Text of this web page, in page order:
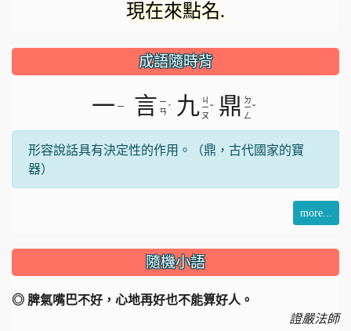
現在來點名.
成語隨時背
一 ㄧ 言 ㄧ
ㄢ ˊ 九 ㄐ
ㄧ
ㄡ
ˇ 鼎 ㄉ
ㄧ
ㄥ
ˇ
形容說話具有決定性的作用。（鼎，古代國家的寶
器）
more...
隨機小語
◎ 脾氣嘴巴不好，心地再好也不能算好人。
證嚴法師